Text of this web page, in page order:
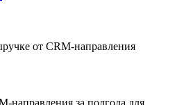
от CRM-направления